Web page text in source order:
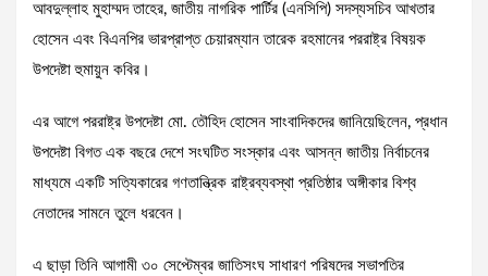
আবদুল্লাহ মুহাম্মদ তাহের, জাতীয় নাগরিক পার্টির (এনসিপি) সদস্যসচিব আখতার
হোসেন এবং বিএনপির ভারপ্রাপ্ত চেয়ারম্যান তারেক রহমানের পররাষ্ট্র বিষয়ক
উপদেষ্টা হুমায়ুন কবির।
এর আগে পররাষ্ট্র উপদেষ্টা মো. তৌহিদ হোসেন সাংবাদিকদের জানিয়েছিলেন, প্রধান
উপদেষ্টা বিগত এক বছরে দেশে সংঘটিত সংস্কার এবং আসন্ন জাতীয় নির্বাচনের
মাধ্যমে একটি সত্যিকারের গণতান্ত্রিক রাষ্ট্রব্যবস্থা প্রতিষ্ঠার অঙ্গীকার বিশ্ব
নেতাদের সামনে তুলে ধরবেন।
এ ছাড়া তিনি আগামী ৩০ সেপ্টেম্বর জাতিসংঘ সাধারণ পরিষদের সভাপতির